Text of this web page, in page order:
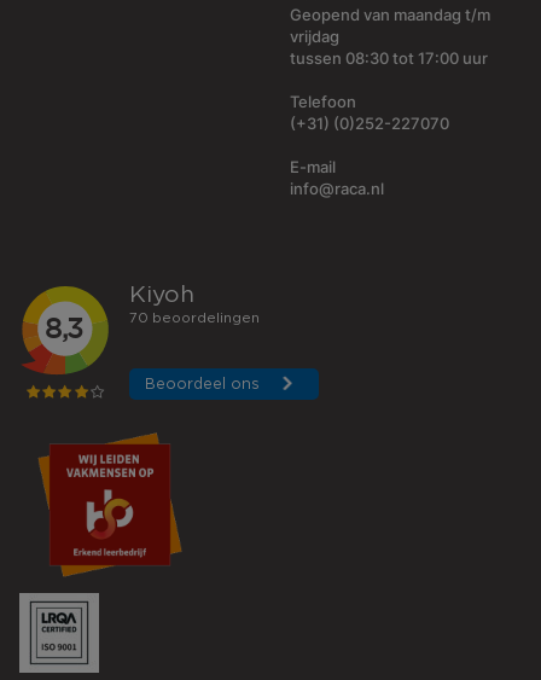
Geopend van maandag t/m
vrijdag
tussen 08:30 tot 17:00 uur
Telefoon
(+31) (0)252-227070
E-mail
info@raca.nl